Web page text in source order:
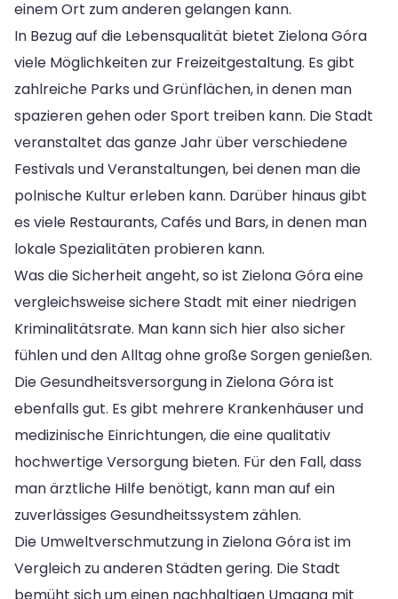
einem Ort zum anderen gelangen kann.
In Bezug auf die Lebensqualität bietet Zielona Góra
viele Möglichkeiten zur Freizeitgestaltung. Es gibt
zahlreiche Parks und Grünflächen, in denen man
spazieren gehen oder Sport treiben kann. Die Stadt
veranstaltet das ganze Jahr über verschiedene
Festivals und Veranstaltungen, bei denen man die
polnische Kultur erleben kann. Darüber hinaus gibt
es viele Restaurants, Cafés und Bars, in denen man
lokale Spezialitäten probieren kann.
Was die Sicherheit angeht, so ist Zielona Góra eine
vergleichsweise sichere Stadt mit einer niedrigen
Kriminalitätsrate. Man kann sich hier also sicher
fühlen und den Alltag ohne große Sorgen genießen.
Die Gesundheitsversorgung in Zielona Góra ist
ebenfalls gut. Es gibt mehrere Krankenhäuser und
medizinische Einrichtungen, die eine qualitativ
hochwertige Versorgung bieten. Für den Fall, dass
man ärztliche Hilfe benötigt, kann man auf ein
zuverlässiges Gesundheitssystem zählen.
Die Umweltverschmutzung in Zielona Góra ist im
Vergleich zu anderen Städten gering. Die Stadt
bemüht sich um einen nachhaltigen Umgang mit